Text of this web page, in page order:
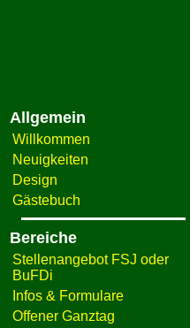
Allgemein
Willkommen
Neuigkeiten
Design
Gästebuch
Bereiche
Stellenangebot FSJ oder
BuFDi
Infos & Formulare
Offener Ganztag